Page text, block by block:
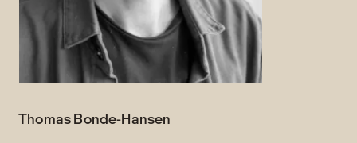
Thomas Bonde-Hansen